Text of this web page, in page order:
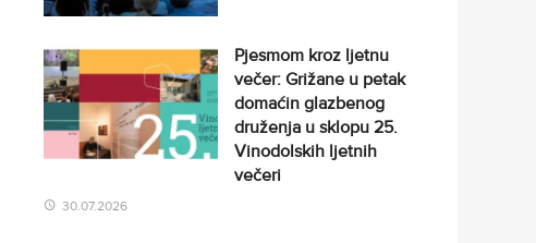
Pjesmom kroz ljetnu
večer: Grižane u petak
domaćin glazbenog
druženja u sklopu 25.
Vinodolskih ljetnih
večeri
30.07.2026